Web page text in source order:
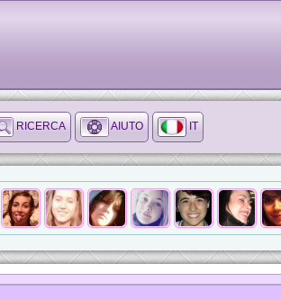
RICERCA AIUTO IT